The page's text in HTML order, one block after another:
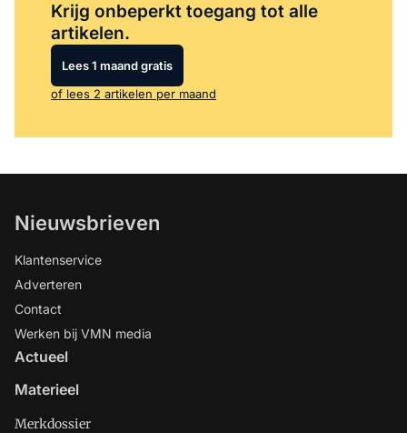
Krijg onbeperkt toegang tot alle
artikelen.
Lees 1 maand gratis
of lees 2 artikelen per maand
Nieuwsbrieven
Klantenservice
Adverteren
Contact
Werken bij VMN media
Actueel
Materieel
Merkdossier